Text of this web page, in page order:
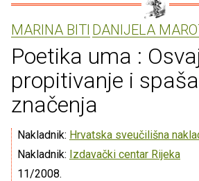
MARINA BITI DANIJELA
Poetika uma :
propitivanje i
značenja
Nakladnik: Hrvatska sveučilišna
Nakladnik: Izdavački centar Rijeka
11/2008.